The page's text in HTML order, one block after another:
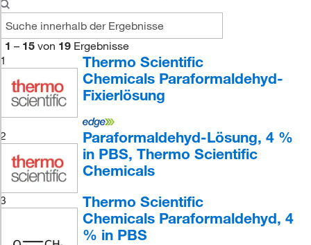
1 – 15 von 19 Ergebnisse
1
Thermo Scientific
Chemicals Paraformaldehyd-
Fixierlösung
2
Paraformaldehyd-Lösung, 4 %
in PBS, Thermo Scientific
Chemicals
3
Thermo Scientific
Chemicals Paraformaldehyd, 4
% in PBS